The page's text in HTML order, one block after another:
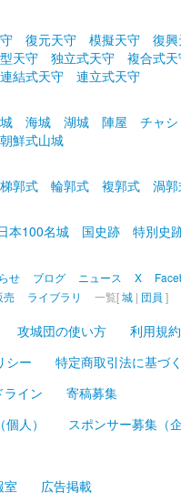
印 講演会「謙信越山」記
ムデザイン的視点で「謙信越
印。
印
印 2023こだま千本桜まつ
まつり限定印デザインの85円
印。限定30枚
復元天守 模擬天守
復
天守 独立式天守
複合式
結式天守
連立式天守
海城 湖城 陣屋 チャシ
朝鮮式山城
梯郭式 輪郭式 複郭式 渦
本100名城 国史跡 特別史
せ ブログ ニュース X
売 ライブラリ 一覧[城 | 団員 ]
攻城団の使い方
利用規約
シー
特定商取引法に基づ
ライン
寄稿募集
人）
スポンサー募集（
室 広告掲載